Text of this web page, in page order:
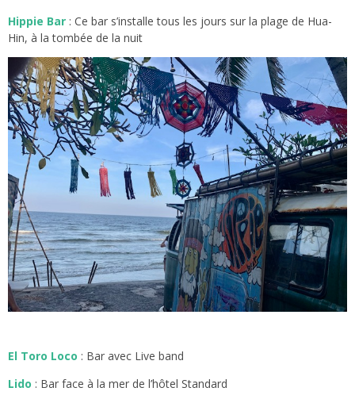
Hippie Bar : Ce bar s’installe tous les jours sur la plage de Hua-
Hin, à la tombée de la nuit
El Toro Loco : Bar avec Live band
Lido : Bar face à la mer de l’hôtel Standard